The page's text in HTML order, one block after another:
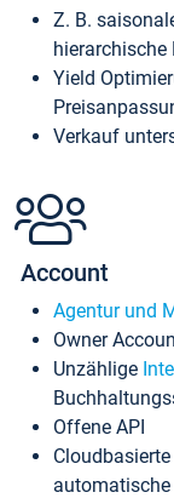
Z. B.
hierarchische
Yield
Verkauf
Account
Agentur und
Owner
Unzählige
Offene API
automatische